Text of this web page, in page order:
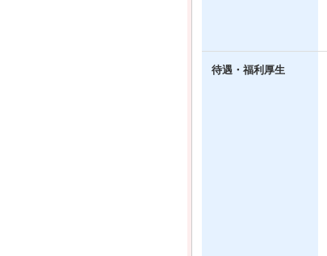
待遇・福利厚生